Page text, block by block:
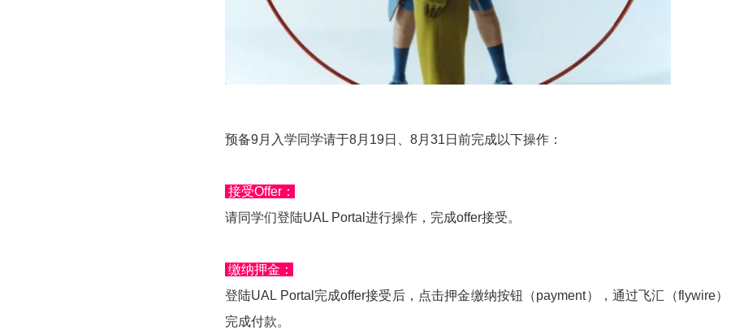
预备9月入学同学请于8月19日、8月31日前完成以下操作：
接受Offer：
请同学们登陆UAL Portal进行操作，完成offer接受。
缴纳押金：
登陆UAL Portal完成offer接受后，点击押金缴纳按钮（payment），通过飞汇（flywire）
完成付款。